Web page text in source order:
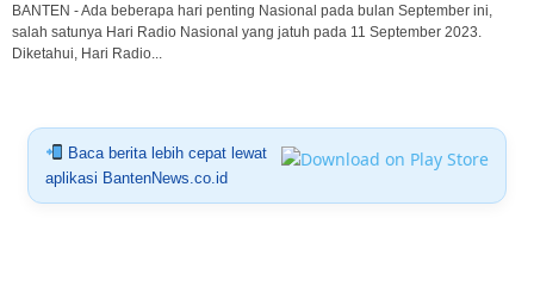
BANTEN - Ada beberapa hari penting Nasional pada bulan September ini,
salah satunya Hari Radio Nasional yang jatuh pada 11 September 2023.
Diketahui, Hari Radio...
Baca berita lebih cepat lewat
aplikasi BantenNews.co.id